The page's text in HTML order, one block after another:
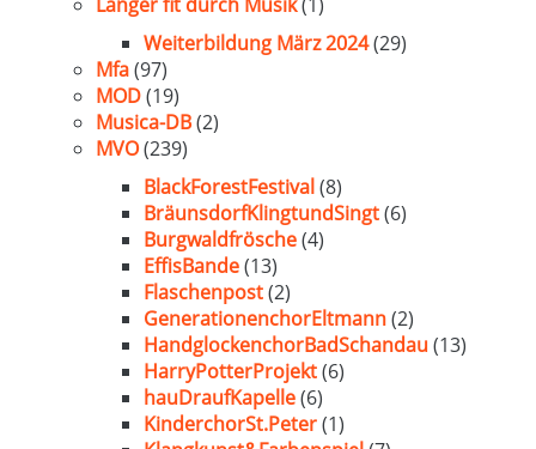
Weiterbildung März 2024(29)
Mfa(97)
MOD(19)
Musica-DB(2)
MVO(239)
BlackForestFestival(8)
BräunsdorfKlingtundSingt(6)
Burgwaldfrösche(4)
EffisBande(13)
Flaschenpost(2)
GenerationenchorEltmann(2)
HandglockenchorBadSchandau(13)
HarryPotterProjekt(6)
hauDraufKapelle(6)
KinderchorSt.Peter(1)